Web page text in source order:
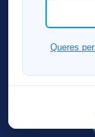
Queres